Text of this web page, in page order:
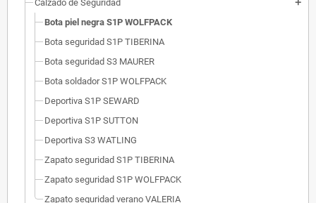
Calzado de Seguridad
add
Bota piel negra S1P WOLFPACK
Bota seguridad S1P TIBERINA
Bota seguridad S3 MAURER
Bota soldador S1P WOLFPACK
Deportiva S1P SEWARD
Deportiva S1P SUTTON
Deportiva S3 WATLING
Zapato seguridad S1P TIBERINA
Zapato seguridad S1P WOLFPACK
Zapato seguridad verano VALERIA